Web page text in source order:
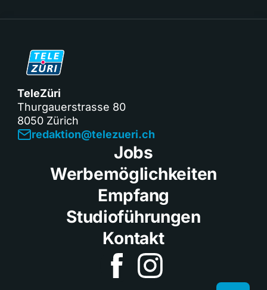
TeleZüri
Thurgauerstrasse 80
8050 Zürich
redaktion@telezueri.ch
Jobs
Werbemöglichkeiten
Empfang
Studioführungen
Kontakt